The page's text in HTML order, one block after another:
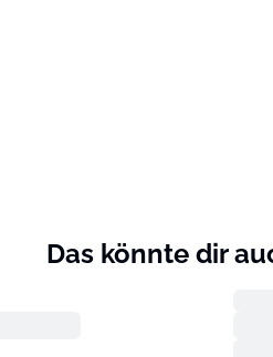
Das könnte dir